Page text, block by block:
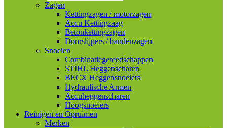
Zagen
Kettingzagen / motorzagen
Accu Kettingzaag
Betonkettingzagen
Doorslijpers / bandenzagen
Snoeien
Combinatiegereedschappen
STIHL Heggenscharen
BECX Heggensnoeiers
Hydraulische Armen
Accuheggenscharen
Hoogsnoeiers
Reinigen en Opruimen
Merken